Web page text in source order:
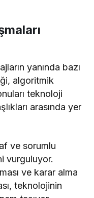
yanında bazı
algoritmik
teknoloji
arasında yer
ve sorumlu
vurguluyor.
ve karar alma
teknolojinin